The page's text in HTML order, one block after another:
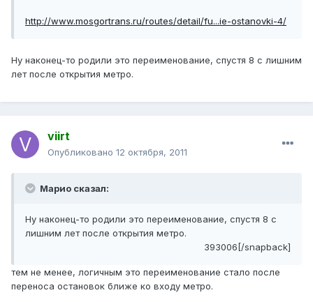
http://www.mosgortrans.ru/routes/detail/fu...ie-ostanovki-4/
Ну наконец-то родили это переименование, спустя 8 с лишним
лет после открытия метро.
viirt
Опубликовано 12 октября, 2011
Марио сказал:
Ну наконец-то родили это переименование, спустя 8 с
лишним лет после открытия метро.
393006[/snapback]
тем не менее, логичным это переименование стало после
переноса остановок ближе ко входу метро.